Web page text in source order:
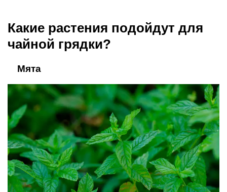
Какие растения подойдут для
чайной грядки?⠀
⠀ Мята